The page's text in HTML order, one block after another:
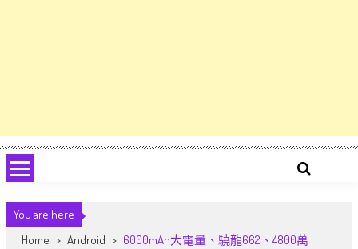
You are here
Home > Android > 6000mAh大電量、驍龍662、4800萬